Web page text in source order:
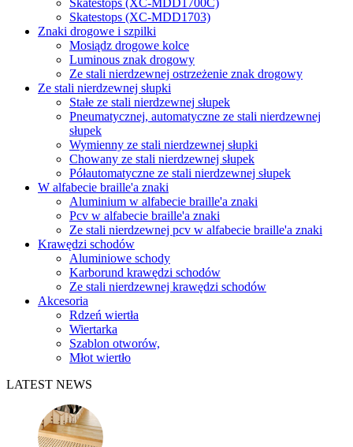
Skatestops (XC-MDD1700C)
Skatestops (XC-MDD1703)
Znaki drogowe i szpilki
Mosiądz drogowe kolce
Luminous znak drogowy
Ze stali nierdzewnej ostrzeżenie znak drogowy
Ze stali nierdzewnej słupki
Stałe ze stali nierdzewnej słupek
Pneumatycznej, automatyczne ze stali nierdzewnej
słupek
Wymienny ze stali nierdzewnej słupki
Chowany ze stali nierdzewnej słupek
Półautomatyczne ze stali nierdzewnej słupek
W alfabecie braille'a znaki
Aluminium w alfabecie braille'a znaki
Pcv w alfabecie braille'a znaki
Ze stali nierdzewnej pcv w alfabecie braille'a znaki
Krawędzi schodów
Aluminiowe schody
Karborund krawędzi schodów
Ze stali nierdzewnej krawędzi schodów
Akcesoria
Rdzeń wiertła
Wiertarka
Szablon otworów,
Młot wiertło
LATEST NEWS